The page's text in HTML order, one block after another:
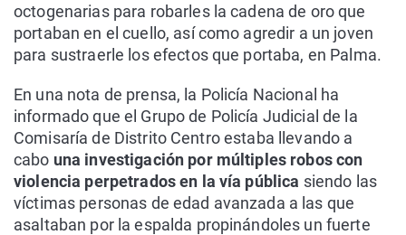
octogenarias para robarles la cadena de oro que
portaban en el cuello, así como agredir a un joven
para sustraerle los efectos que portaba, en Palma.
En una nota de prensa, la Policía Nacional ha
informado que el Grupo de Policía Judicial de la
Comisaría de Distrito Centro estaba llevando a
cabo una investigación por múltiples robos con
violencia perpetrados en la vía pública siendo las
víctimas personas de edad avanzada a las que
asaltaban por la espalda propinándoles un fuerte